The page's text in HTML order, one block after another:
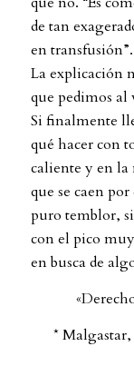
de tan
en
La explicación
que pedimos al
Si finalmente
qué hacer con
caliente y en la
que se caen
puro temblor,
con el pico
en busca de
*